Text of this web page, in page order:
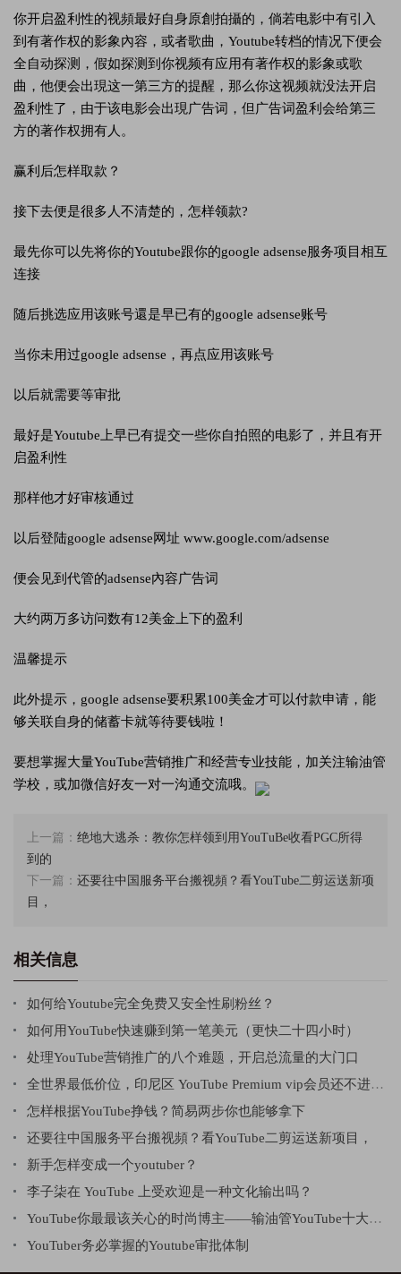
你开启盈利性的视頻最好自身原創拍攝的，倘若电影中有引入
到有著作权的影象內容，或者歌曲，Youtube转档的情况下便会
全自动探测，假如探测到你视频有应用有著作权的影象或歌
曲，他便会出現这一第三方的提醒，那么你这视频就没法开启
盈利性了，由于该电影会出現广告词，但广告词盈利会给第三
方的著作权拥有人。
赢利后怎样取款？
接下去便是很多人不清楚的，怎样领款?
最先你可以先将你的Youtube跟你的google adsense服务项目相互
连接
随后挑选应用该账号還是早已有的google adsense账号
当你未用过google adsense，再点应用该账号
以后就需要等审批
最好是Youtube上早已有提交一些你自拍照的电影了，并且有开
启盈利性
那样他才好审核通过
以后登陆google adsense网址 www.google.com/adsense
便会见到代管的adsense內容广告词
大约两万多访问数有12美金上下的盈利
温馨提示
此外提示，google adsense要积累100美金才可以付款申请，能
够关联自身的储蓄卡就等待要钱啦！
要想掌握大量YouTube营销推广和经营专业技能，加关注输油管
学校，或加微信好友一对一沟通交流哦。
上一篇： 绝地大逃杀：教你怎样领到用YouTuBe收看PGC所得
到的
下一篇： 还要往中国服务平台搬视頻？看YouTube二剪运送新项
目，
相关信息
如何给Youtube完全免费又安全性刷粉丝？
如何用YouTube快速赚到第一笔美元（更快二十四小时）
处理YouTube营销推广的八个难题，开启总流量的大门口
全世界最低价位，印尼区 YouTube Premium vip会员还不进入车内吗
怎样根据YouTube挣钱？简易两步你也能够拿下
还要往中国服务平台搬视頻？看YouTube二剪运送新项目，
新手怎样变成一个youtuber？
李子柒在 YouTube 上受欢迎是一种文化输出吗？
YouTube你最最该关心的时尚博主——输油管YouTube十大游戏
YouTuber务必掌握的Youtube审批体制